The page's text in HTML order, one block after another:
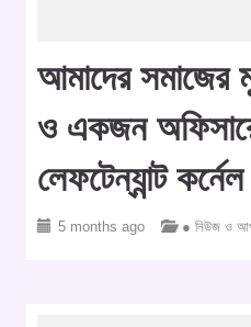
আমাদের সমাজের
ও একজন
লেফটেন্যান্ট
5 months ago ● নিউজ ও